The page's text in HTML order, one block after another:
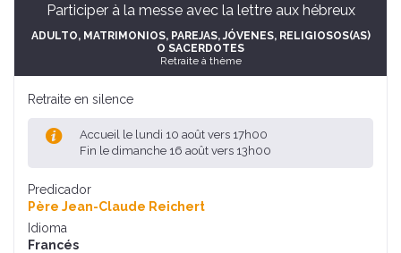
Participer à la messe avec la lettre aux hébreux
ADULTO, MATRIMONIOS, PAREJAS, JÓVENES, RELIGIOSOS(AS)
O SACERDOTES
Retraite à thème
Retraite en silence
Accueil le lundi 10 août vers 17h00
Fin le dimanche 16 août vers 13h00
Predicador
Père Jean-Claude Reichert
Idioma
Francés